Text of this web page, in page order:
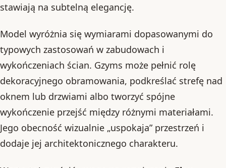
stawiają na subtelną elegancję.
Model wyróżnia się wymiarami dopasowanymi do
typowych zastosowań w zabudowach i
wykończeniach ścian. Gzyms może pełnić rolę
dekoracyjnego obramowania, podkreślać strefę nad
oknem lub drzwiami albo tworzyć spójne
wykończenie przejść między różnymi materiałami.
Jego obecność wizualnie „uspokaja” przestrzeń i
dodaje jej architektonicznego charakteru.